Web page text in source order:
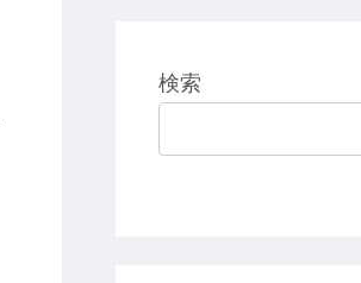
検索